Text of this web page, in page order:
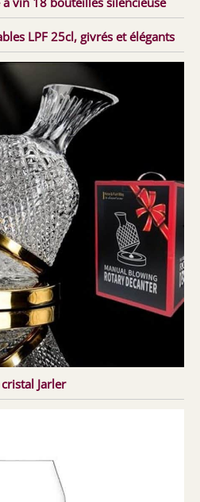
LPF 25cl, givrés et élégants
Jarler